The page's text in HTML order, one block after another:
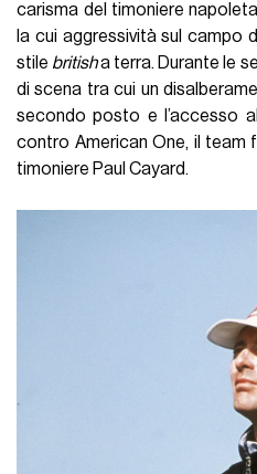
carisma del timoniere
la cui aggressività sul campo
stile britisha terra. Durante le
di scena tra cui un
secondo posto e l’accesso
contro American One, il
timoniere Paul Cayard.